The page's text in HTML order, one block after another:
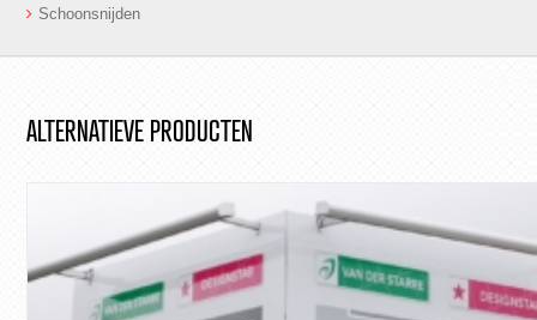
Schoonsnijden
ALTERNATIEVE PRODUCTEN